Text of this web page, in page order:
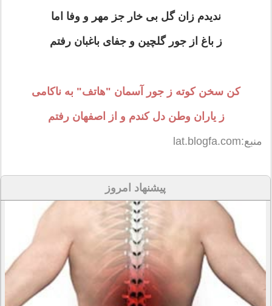
ندیدم زان گل بی خار جز مهر و وفا اما
ز باغ از جور گلچین و جفای باغبان رفتم
کن سخن کوته ز جور آسمان "هاتف" به ناکامی
ز یاران وطن دل کندم و از اصفهان رفتم
منبع:lat.blogfa.com
پیشنهاد امروز